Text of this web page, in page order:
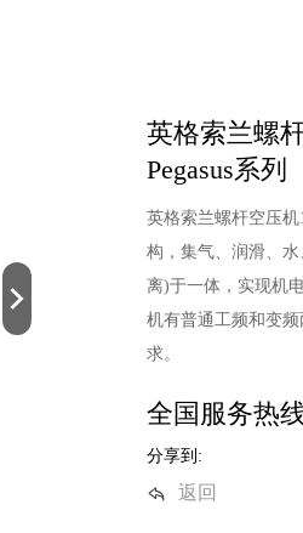
英格索兰螺
Pegasus系列
英格索兰螺杆空压机
构，集气、润滑、
离)于一体，实现机
机有普通工频和变
求。
全国服务热
分享到:
返回